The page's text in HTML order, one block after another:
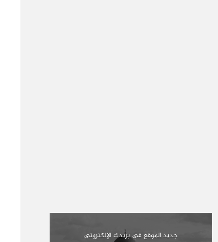
جديد الموقع في بريدك الإلكتروني